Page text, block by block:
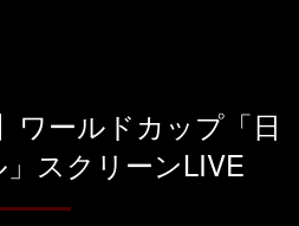
ワールドカップ「日
スクリーンLIVE